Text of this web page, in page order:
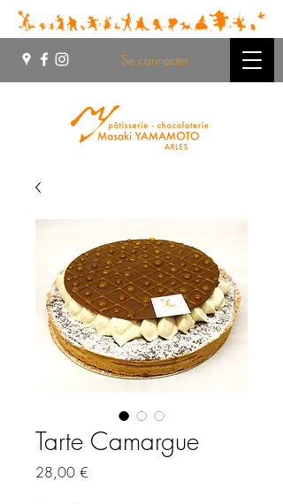
Se connecter
Tarte Camargue
28,00 €